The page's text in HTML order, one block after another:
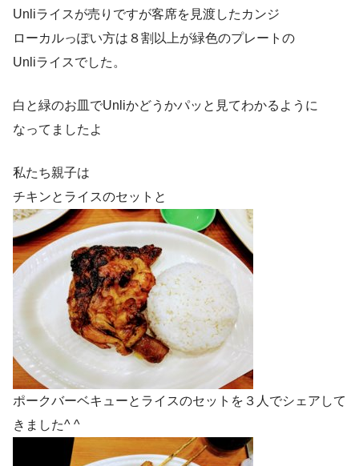
Unliライスが売りですが客席を見渡したカンジ
ローカルっぽい方は８割以上が緑色のプレートの
Unliライスでした。
白と緑のお皿でUnliかどうかパッと見てわかるように
なってましたよ
私たち親子は
チキンとライスのセットと
ポークバーベキューとライスのセットを３人でシェアして
きました^ ^